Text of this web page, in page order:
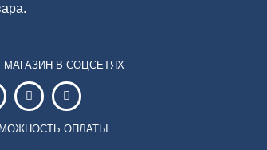
МАГАЗИН В СОЦСЕТЯХ
ОПЛАТЫ